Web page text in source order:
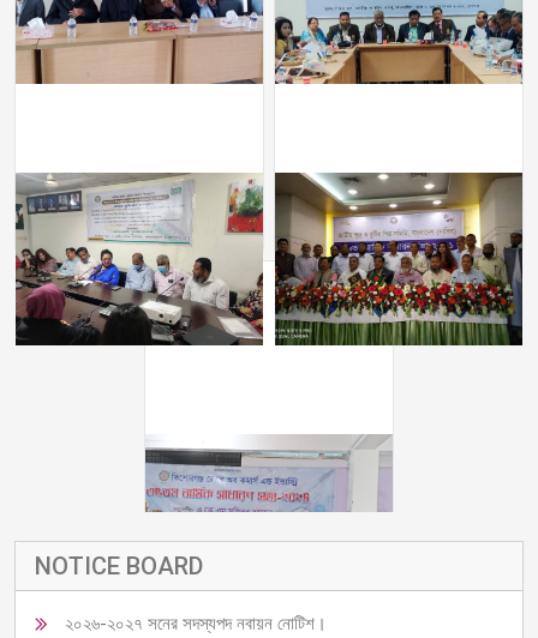
ঢাকায় এসএমই'র জন্য পণ্য ব্র্যান্ডিং
এবং বিপণন বিষয়ে 5 দিনব্যাপী
36th Annual General
Meeting'2021 of
"National Association of
Small and Cottage
Industries of
Bangladesh(NASCIB)
কিশোরগঞ্জ চেম্বারের ৩৫তম বার্ষিক
সাধারণ সভা০২০২৪ অনুষ্ঠিত।
NOTICE BOARD
২০২৬-২০২৭ সনের সদস্যপদ নবায়ন নোটিশ।